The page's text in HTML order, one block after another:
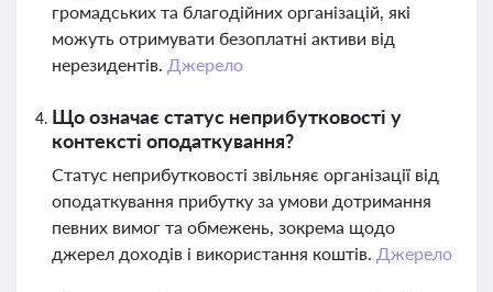
громадських та благодійних організацій, які
можуть отримувати безоплатні активи від
нерезидентів. Джерело
Що означає статус неприбутковості у
контексті оподаткування?
Статус неприбутковості звільняє організації від
оподаткування прибутку за умови дотримання
певних вимог та обмежень, зокрема щодо
джерел доходів і використання коштів. Джерело